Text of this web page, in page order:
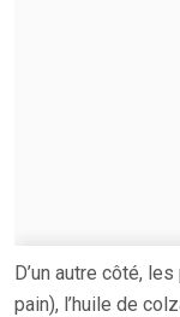
D’un autre côté,
pain), l’huile de